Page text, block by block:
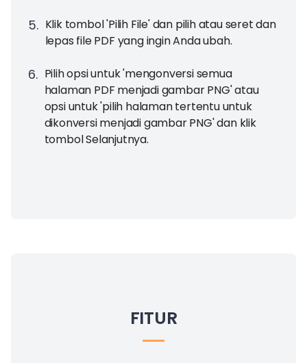
5. Klik tombol 'Pilih File' dan pilih atau seret dan
lepas file PDF yang ingin Anda ubah.
6. Pilih opsi untuk 'mengonversi semua
halaman PDF menjadi gambar PNG' atau
opsi untuk 'pilih halaman tertentu untuk
dikonversi menjadi gambar PNG' dan klik
tombol Selanjutnya.
FITUR